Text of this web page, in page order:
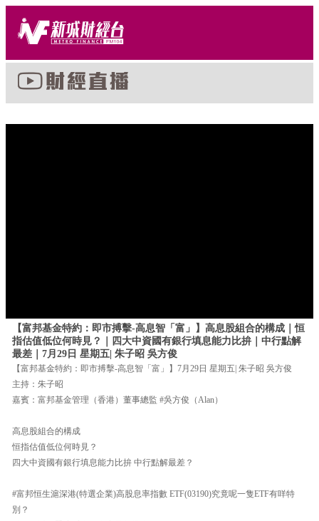
【富邦基金特約：即市搏擊-高息智「富」】高息股組合的構成｜恒
指估值低位何時見？｜四大中資國有銀行填息能力比拚｜中行點解
最差｜7月29日 星期五| 朱子昭 吳方俊
【富邦基金特約：即市搏擊-高息智「富」】7月29日 星期五| 朱子昭 吳方俊
主持：朱子昭
嘉賓：富邦基金管理（香港）董事總監 #吳方俊（Alan）
高息股組合的構成
恒指估值低位何時見？
四大中資國有銀行填息能力比拚 中行點解最差？
#富邦恒生滬深港(特選企業)高股息率指數 ETF(03190)究竟呢一隻ETF有咩特
別？